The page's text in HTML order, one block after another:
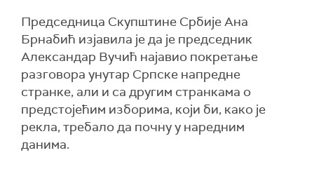
Председница Скупштине Србије Ана
Брнабић изјавила је да је председник
Александар Вучић најавио покретање
разговора унутар Српске напредне
странке, али и са другим странкама о
предстојећим изборима, који би, како је
рекла, требало да почну у наредним
данима.